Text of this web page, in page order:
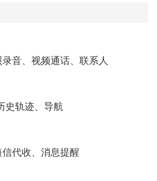
音、视频通话、联系人
史轨迹、导航
代收、消息提醒